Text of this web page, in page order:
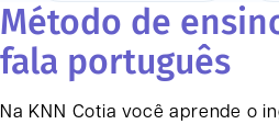
Método de
fala português
Na KNN Cotia você aprende o